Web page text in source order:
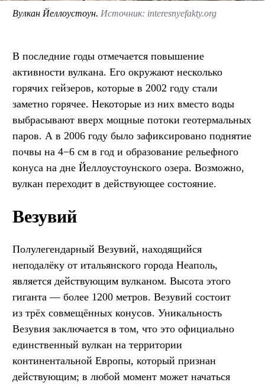
Вулкан Йеллоустоун. Источник: interesnyefakty.org
В последние годы отмечается повышение
активности вулкана. Его окружают несколько
горячих гейзеров, которые в 2002 году стали
заметно горячее. Некоторые из них вместо воды
выбрасывают вверх мощные потоки геотермальных
паров. А в 2006 году было зафиксировано поднятие
почвы на 4−6 см в год и образование рельефного
конуса на дне Йеллоустоунского озера. Возможно,
вулкан переходит в действующее состояние.
Везувий
Полулегендарный Везувий, находящийся
неподалёку от итальянского города Неаполь,
является действующим вулканом. Высота этого
гиганта — более 1200 метров. Везувий состоит
из трёх совмещённых конусов. Уникальность
Везувия заключается в том, что это официально
единственный вулкан на территории
континентальной Европы, который признан
действующим; в любой момент может начаться